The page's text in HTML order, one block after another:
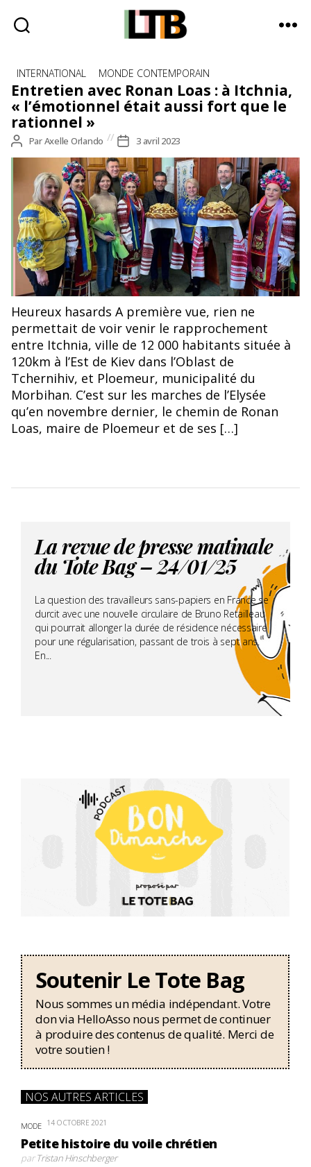
Tote
Bag
-
Média
quotidienne
Catégories
INTERNATIONAL MONDE CONTEMPORAIN
Entretien avec Ronan Loas : à Itchnia,
« l’émotionnel était aussi fort que le
rationnel »
Auteur
de
l’article
ParAxelle Orlando
Date
de
l’article
3 avril 2023
Heureux hasards A première vue, rien ne
permettait de voir venir le rapprochement
entre Itchnia, ville de 12 000 habitants située à
120km à l’Est de Kiev dans l’Oblast de
Tchernihiv, et Ploemeur, municipalité du
Morbihan. C’est sur les marches de l’Elysée
qu’en novembre dernier, le chemin de Ronan
Loas, maire de Ploemeur et de ses […]
La revue de presse matinale
du Tote Bag – 24/01/25
La question des travailleurs sans-papiers en France se
durcit avec une nouvelle circulaire de Bruno Retailleau
qui pourrait allonger la durée de résidence nécessaire
pour une régularisation, passant de trois à sept ans.
En...
Soutenir Le Tote Bag
Nous sommes un média indépendant. Votre
don via HelloAsso nous permet de continuer
à produire des contenus de qualité. Merci de
votre soutien !
NOS AUTRES ARTICLES
MODE 14 OCTOBRE 2021
Petite histoire du voile chrétien
parTristan Hinschberger